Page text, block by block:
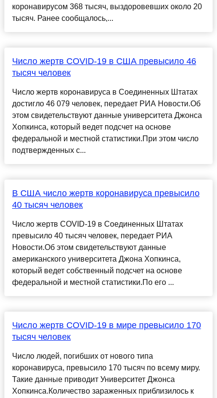
коронавирусом 368 тысяч, выздоровевших около 20
тысяч. Ранее сообщалось,...
Число жертв COVID-19 в США превысило 46
тысяч человек
Число жертв коронавируса в Соединенных Штатах
достигло 46 079 человек, передает РИА Новости.Об
этом свидетельствуют данные университета Джонса
Хопкинса, который ведет подсчет на основе
федеральной и местной статистики.При этом число
подтвержденных с...
В США число жертв коронавируса превысило
40 тысяч человек
Число жертв COVID-19 в Соединенных Штатах
превысило 40 тысяч человек, передает РИА
Новости.Об этом свидетельствуют данные
американского университета Джона Хопкинса,
который ведет собственный подсчет на основе
федеральной и местной статистики.По его ...
Число жертв COVID-19 в мире превысило 170
тысяч человек
Число людей, погибших от нового типа
коронавируса, превысило 170 тысяч по всему миру.
Такие данные приводит Университет Джонса
Хопкинса.Количество зараженных приблизилось к